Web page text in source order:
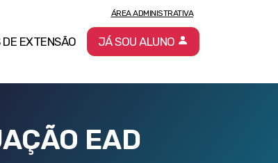
DE EXTENSÃO
ÁREA ADMINISTRATIVA
JÁ SOU ALUNO
EAD